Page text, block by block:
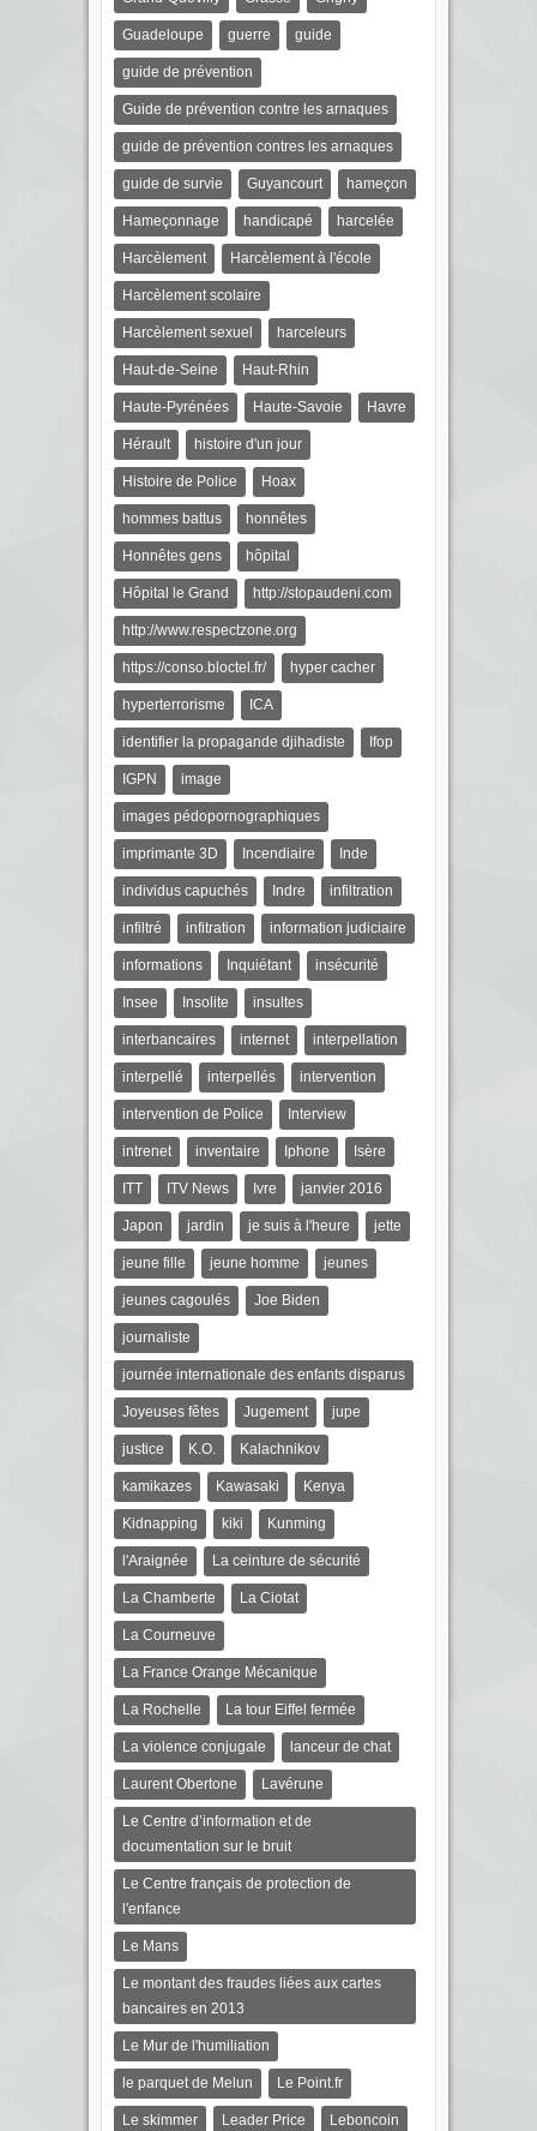
Guadeloupe guerre guide
guide de prévention
Guide de prévention contre les arnaques
guide de prévention contres les arnaques
guide de survie Guyancourt hameçon
Hameçonnage handicapé harcelée
Harcèlement Harcèlement à l'école
Harcèlement scolaire
Harcèlement sexuel harceleurs
Haut-de-Seine Haut-Rhin
Haute-Pyrénées Haute-Savoie Havre
Hérault histoire d'un jour
Histoire de Police Hoax
hommes battus honnêtes
Honnêtes gens hôpital
Hôpital le Grand http://stopaudeni.com
http://www.respectzone.org
https://conso.bloctel.fr/ hyper cacher
hyperterrorisme ICA
identifier la propagande djihadiste Ifop
IGPN image
images pédopornographiques
imprimante 3D Incendiaire Inde
individus capuchés Indre infiltration
infiltré infitration information judiciaire
informations Inquiétant insécurité
Insee Insolite insultes
interbancaires internet interpellation
interpellé interpellés intervention
intervention de Police Interview
intrenet inventaire Iphone Isère
ITT ITV News Ivre janvier 2016
Japon jardin je suis à l'heure jette
jeune fille jeune homme jeunes
jeunes cagoulés Joe Biden
journaliste
journée internationale des enfants disparus
Joyeuses fêtes Jugement jupe
justice K.O. Kalachnikov
kamikazes Kawasaki Kenya
Kidnapping kiki Kunming
l'Araignée La ceinture de sécurité
La Chamberte La Ciotat
La Courneuve
La France Orange Mécanique
La Rochelle La tour Eiffel fermée
La violence conjugale lanceur de chat
Laurent Obertone Lavérune
Le Centre d’information et de
documentation sur le bruit
Le Centre français de protection de
l'enfance
Le Mans
Le montant des fraudes liées aux cartes
bancaires en 2013
Le Mur de l'humiliation
le parquet de Melun Le Point.fr
Le skimmer Leader Price Leboncoin